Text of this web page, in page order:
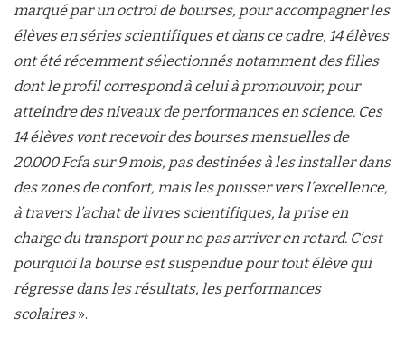
marqué par un octroi de bourses, pour accompagner les
élèves en séries scientifiques et dans ce cadre, 14 élèves
ont été récemment sélectionnés notamment des filles
dont le profil correspond à celui à promouvoir, pour
atteindre des niveaux de performances en science. Ces
14 élèves vont recevoir des bourses mensuelles de
20.000 Fcfa sur 9 mois, pas destinées à les installer dans
des zones de confort, mais les pousser vers l’excellence,
à travers l’achat de livres scientifiques, la prise en
charge du transport pour ne pas arriver en retard. C’est
pourquoi la bourse est suspendue pour tout élève qui
régresse dans les résultats, les performances
scolaires».